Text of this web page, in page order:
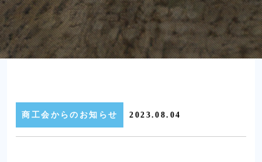
商工会からのお知らせ 2023.08.04